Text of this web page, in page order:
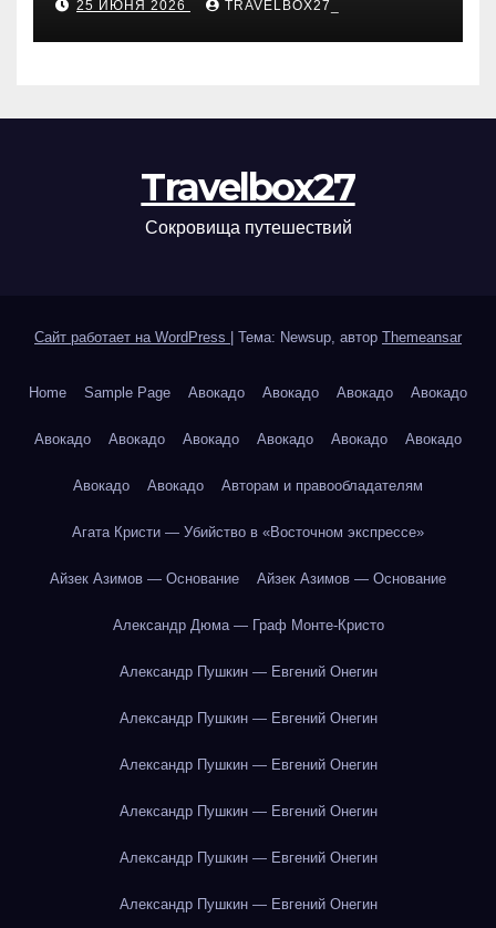
применения
25 ИЮНЯ 2026 TRAVELBOX27_
Travelbox27
Сокровища путешествий
Сайт работает на WordPress Тема: Newsup, автор Themeansar
Home Sample Page Авокадо Авокадо Авокадо Авокадо
Авокадо Авокадо Авокадо Авокадо Авокадо Авокадо
Авокадо Авокадо Авторам и правообладателям
Агата Кристи — Убийство в «Восточном экспрессе»
Айзек Азимов — Основание Айзек Азимов — Основание
Александр Дюма — Граф Монте-Кристо
Александр Пушкин — Евгений Онегин
Александр Пушкин — Евгений Онегин
Александр Пушкин — Евгений Онегин
Александр Пушкин — Евгений Онегин
Александр Пушкин — Евгений Онегин
Александр Пушкин — Евгений Онегин